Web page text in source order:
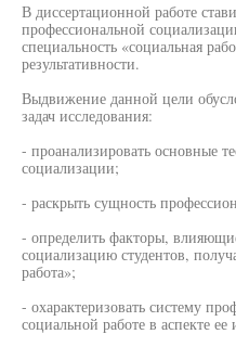
В диссертационной работе
профессиональной
специальность «социальная
результативности.
Выдвижение данной цели
задач исследования:
- проанализировать основные
социализации;
- раскрыть сущность
- определить факторы,
социализацию студентов,
работа»;
- охарактеризовать систему
социальной работе в аспекте